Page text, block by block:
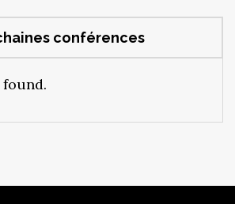
conférences
found.